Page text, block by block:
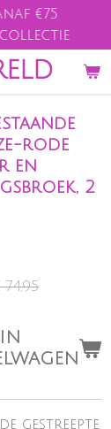
€75
rode
en
2
74,95
IN
gestreepte